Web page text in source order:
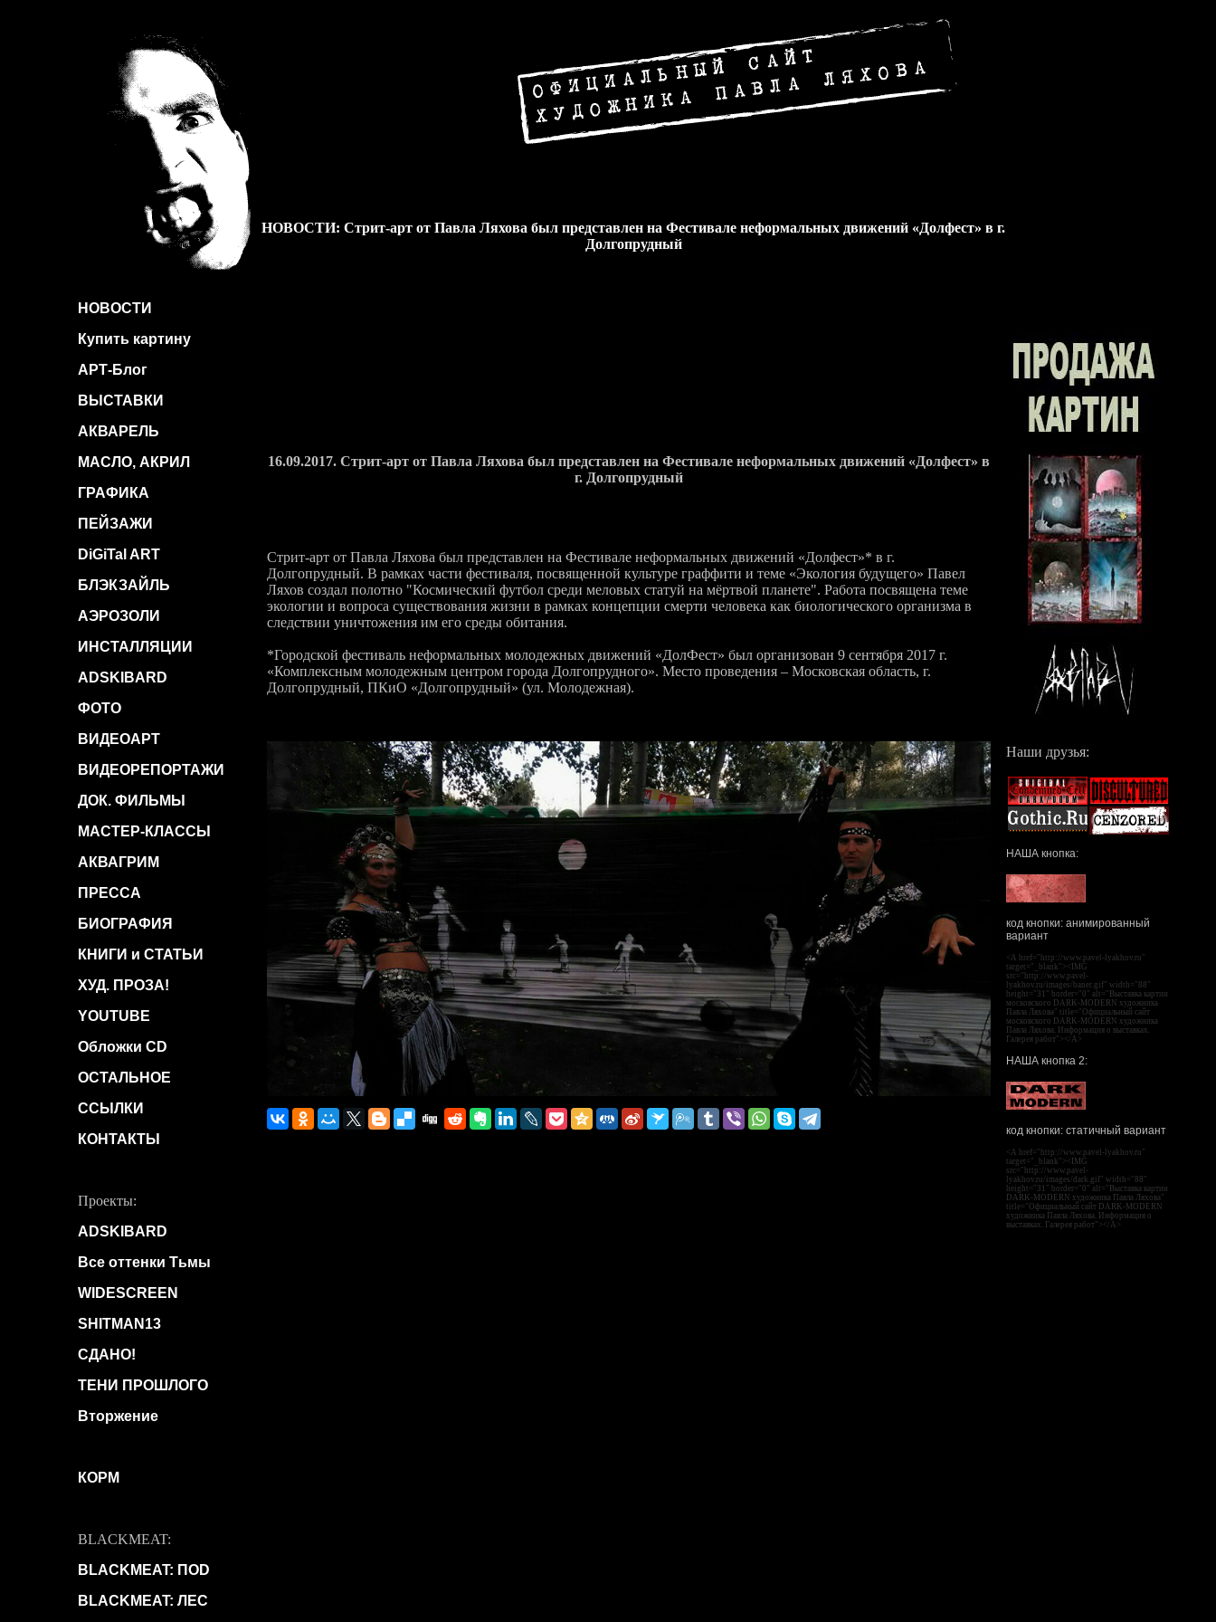
НОВОСТИ: Стрит-арт от Павла Ляхова был представлен на Фестивале неформальных движений «Долфест» в г.
Долгопрудный
НОВОСТИ
Купить картину
АРТ-Блог
ВЫСТАВКИ
АКВАРЕЛЬ
МАСЛО, АКРИЛ
ГРАФИКА
ПЕЙЗАЖИ
DiGiTal ART
БЛЭКЗАЙЛЬ
АЭРОЗОЛИ
ИНСТАЛЛЯЦИИ
ADSKIBARD
ФОТО
ВИДЕОАРТ
ВИДЕОРЕПОРТАЖИ
ДОК. ФИЛЬМЫ
МАСТЕР-КЛАССЫ
АКВАГРИМ
ПРЕССА
БИОГРАФИЯ
КНИГИ и СТАТЬИ
ХУД. ПРОЗА!
YOUTUBE
Обложки CD
ОСТАЛЬНОЕ
ССЫЛКИ
КОНТАКТЫ
Проекты:
ADSKIBARD
Все оттенки Тьмы
WIDESCREEN
SHITMAN13
СДАНО!
ТЕНИ ПРОШЛОГО
Вторжение
КОРМ
BLACKMEAT:
BLACKMEAT: ПОD
BLACKMEAT: ЛЕС
16.09.2017. Стрит-арт от Павла Ляхова был представлен на Фестивале неформальных движений «Долфест» в
г. Долгопрудный
Стрит-арт от Павла Ляхова был представлен на Фестивале неформальных движений «Долфест»* в г.
Долгопрудный. В рамках части фестиваля, посвященной культуре граффити и теме «Экология будущего» Павел
Ляхов создал полотно "Космический футбол среди меловых статуй на мёртвой планете". Работа посвящена теме
экологии и вопроса существования жизни в рамках концепции смерти человека как биологического организма в
следствии уничтожения им его среды обитания.
*Городской фестиваль неформальных молодежных движений «ДолФест» был организован 9 сентября 2017 г.
«Комплексным молодежным центром города Долгопрудного». Место проведения – Московская область, г.
Долгопрудный, ПКиО «Долгопрудный» (ул. Молодежная).
Наши друзья:
НАША кнопка:
код кнопки: анимированный
вариант
<A href="http://www.pavel-lyakhov.ru"
target="_blank"><IMG
src="http://www.pavel-
lyakhov.ru/images/baner.gif" width="88"
height="31" border="0" alt="Выставка картин
московского DARK-MODERN художника
Павла Ляхова" title="Официальный сайт
московского DARK-MODERN художника
Павла Ляхова. Информация о выставках.
Галерея работ"></A>
НАША кнопка 2:
код кнопки: статичный вариант
<A href="http://www.pavel-lyakhov.ru"
target="_blank"><IMG
src="http://www.pavel-
lyakhov.ru/images/dark.gif" width="88"
height="31" border="0" alt="Выставка картин
DARK-MODERN художника Павла Ляхова"
title="Официальный сайт DARK-MODERN
художника Павла Ляхова. Информация о
выставках. Галерея работ"></A>